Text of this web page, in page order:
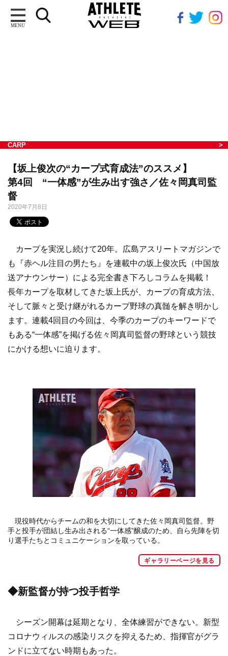
MENU
CARP
【坂上俊次の“カープ式育成法”のススメ】
第4回 “一体感”が生み出す強さ／佐々岡真司監
督
2020年7月8日
カープを実況し続けて20年。広島アスリートマガジンで
も『赤ヘル注目の男たち』を連載中の坂上俊次氏（中国放
送アナウンサー）による完全書き下ろしコラムを掲載！
長年カープを取材してきた坂上氏が、カープの育成方法、
そして脈々と受け継がれるカープ野球の真髄を解き明かし
ます。連載4回目の今回は、今季のカープのキーワードで
もある“一体感”を掲げる佐々岡真司監督の野球という競技
にかける想いに迫ります。
現役時代からチームの和を大切にしてきた佐々岡真司監督。野
手と投手が団結し生み出される“一体感”醸成のため、自ら先陣を切
り選手たちとコミュニケーションを取っている。
ギャラリーページを見る
◆新監督が持つ投手哲学
シーズン開幕は延期となり、全体練習ができない。新型
コロナウィルスの感染リスクを抑えるため、指揮官がグラ
ンドに立てない時期もあった。